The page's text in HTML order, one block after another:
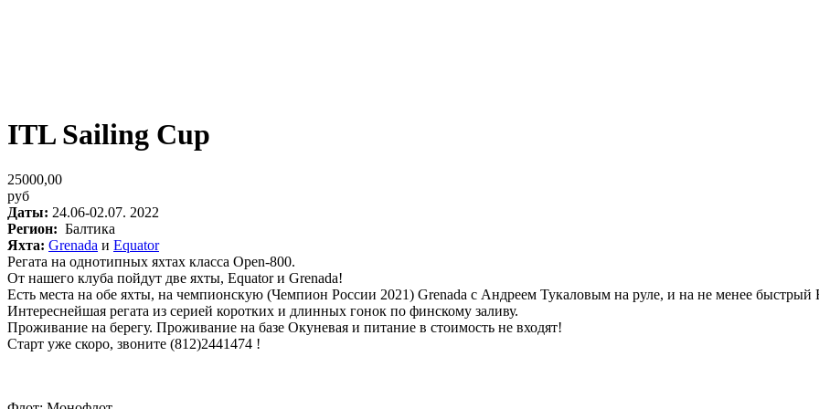
ITL Sailing Cup
25000,00
руб
Даты: 24.06-02.07. 2022
Регион: Балтика
Яхта: Grenada и Equator
Регата на однотипных яхтах класса Open-800.
От нашего клуба пойдут две яхты, Equator и Grenada!
Есть места на обе яхты, на чемпионскую (Чемпион России 2021) Grenada с Андреем Тукаловым на руле, и на не менее быстрый
Интереснейшая регата из серией коротких и длинных гонок по финскому заливу.
Проживание на берегу. Проживание на базе Окуневая и питание в стоимость не входят!
Старт уже скоро, звоните (812)2441474 !